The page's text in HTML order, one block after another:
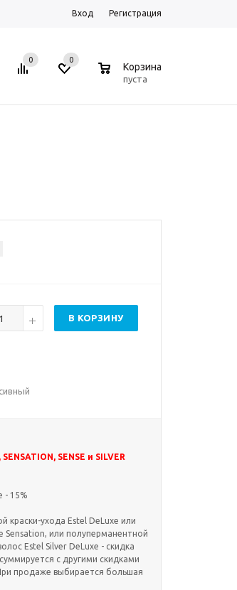
Вход Регистрация
0 0
Корзина
пуста
В КОРЗИНУ
SENSE и SILVER
- 15%
краски-ухода Estel DeLuxe или
Sensation, или полуперманентной
Estel Silver DeLuxe - скидка
с другими скидками
продаже выбирается большая